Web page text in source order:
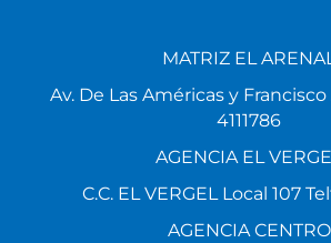
MATRIZ EL
Av. De Las Américas y
4111786
AGENCIA EL
C.C. EL VERGEL Local 107
AGENCIA CENTRO